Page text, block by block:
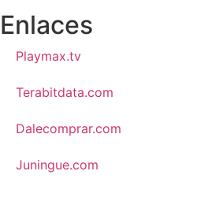
Enlaces
Playmax.tv
Terabitdata.com
Dalecomprar.com
Juningue.com